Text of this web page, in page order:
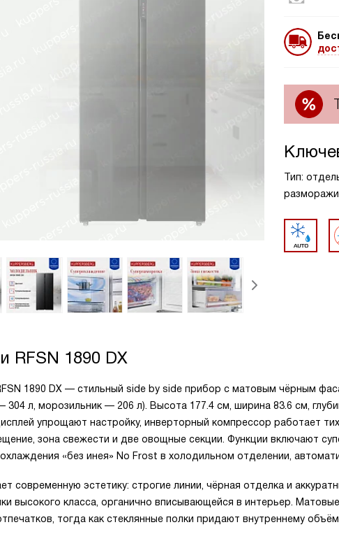
Тип:
RFSN 1890 DX
1890 DX — стильный side by side прибор с матовым чёрным
304 л, морозильник — 206 л). Высота 177.4 см, ширина 83.6 см,
упрощают настройку, инверторный компрессор работает
зона свежести и две овощные секции. Функции включают
«без инея» No Frost в холодильном отделении,
современную эстетику: строгие линии, чёрная отделка и
высокого класса, органично вписывающейся в интерьер.
тогда как стеклянные полки придают внутреннему